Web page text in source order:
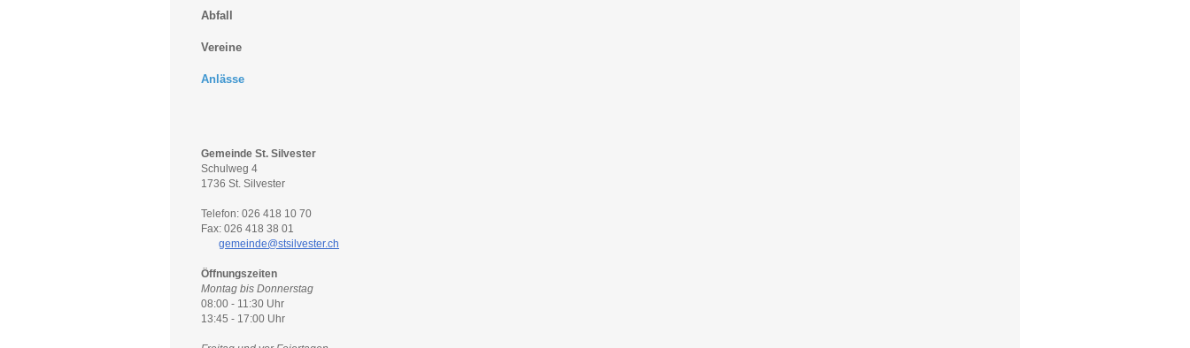
Abfall
Vereine
Anlässe
Gemeinde St. Silvester
Schulweg 4
1736 St. Silvester
Telefon: 026 418 10 70
Fax: 026 418 38 01
gemeinde@stsilvester.ch
Öffnungszeiten
Montag bis Donnerstag
08:00 - 11:30 Uhr
13:45 - 17:00 Uhr